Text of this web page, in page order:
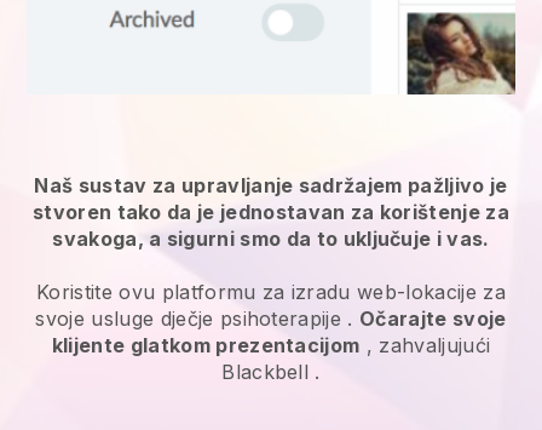
Naš sustav za upravljanje sadržajem pažljivo je
stvoren tako da je jednostavan za korištenje za
svakoga, a sigurni smo da to uključuje i vas.
Koristite ovu platformu za izradu web-lokacije za
svoje usluge dječje psihoterapije . Očarajte svoje
klijente glatkom prezentacijom , zahvaljujući
Blackbell .